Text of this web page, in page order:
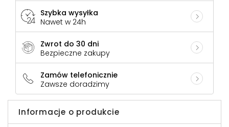
Szybka wysyłka
Nawet w 24h
Zwrot do 30 dni
Bezpieczne zakupy
Zamów telefonicznie
Zawsze doradzimy
Informacje o produkcie